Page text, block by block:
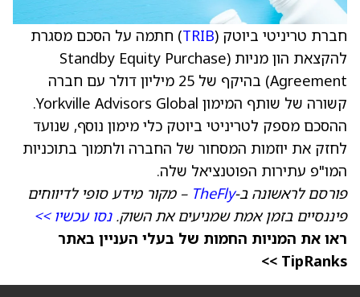
חברת טריניטי ביוטק (TRIB) חתמה על הסכם מסגרת
להקצאת הון מניות (Standby Equity Purchase
Agreement) בהיקף של 25 מיליון דולר עם חברה
קשורה של שותף המימון Yorkville Advisors Global.
ההסכם מספק לטריניטי ביוטק כלי מימון נוסף, שנועד
לחזק את יוזמות המסחור של החברה ולתמוך בתוכניות
המו"פ עתירות הפוטנציאל שלה.
פורסם לראשונה ב-TheFly – מקור מידע סופי לדיווחים
פיננסיים בזמן אמת שמניעים את השוק.נסו עכשיו >>
ראו את המניות החמות של בעלי העניין באתר
TipRanks >>